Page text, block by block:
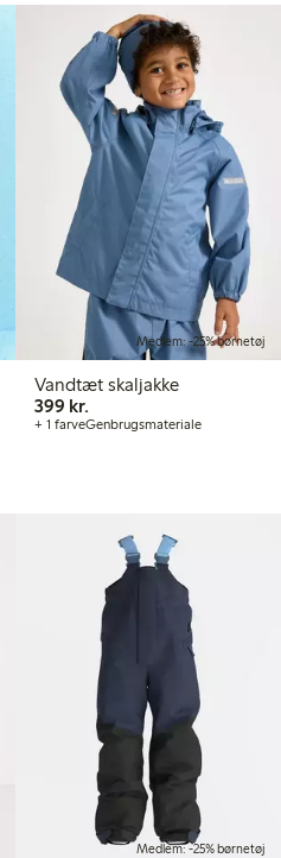
Medlem: -25% børnetøj
Vandtæt skaljakke
399 kr.
+ 1 farveGenbrugsmateriale
Medlem: -25% børnetøj